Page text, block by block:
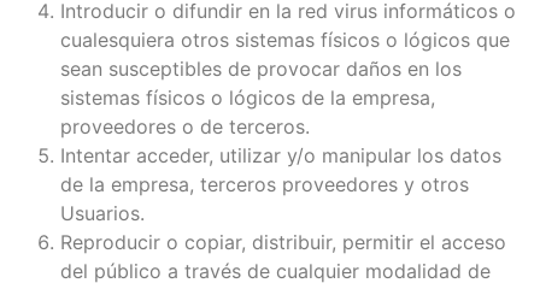
Introducir o difundir en la red virus informáticos o
cualesquiera otros sistemas físicos o lógicos que
sean susceptibles de provocar daños en los
sistemas físicos o lógicos de la empresa,
proveedores o de terceros.
Intentar acceder, utilizar y/o manipular los datos
de la empresa, terceros proveedores y otros
Usuarios.
Reproducir o copiar, distribuir, permitir el acceso
del público a través de cualquier modalidad de